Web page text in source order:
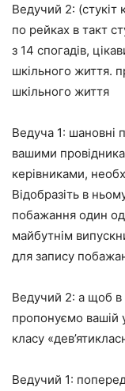
Ведучий 2: (стукіт
по рейках в такт
з 14 спогадів,
шкільного життя.
шкільного життя
Ведуча 1: шановні
вашими
керівниками,
Відобразіть в
побажання один
майбутнім
для запису
Ведучий 2: а щоб в
пропонуємо вашій
класу
Ведучий 1: